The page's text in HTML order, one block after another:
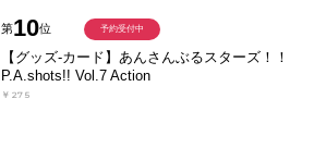
第10位
【グッズ-カード】あんさんぶるスターズ！！
P.A.shots!! Vol.7 Action
￥275
予約受付中